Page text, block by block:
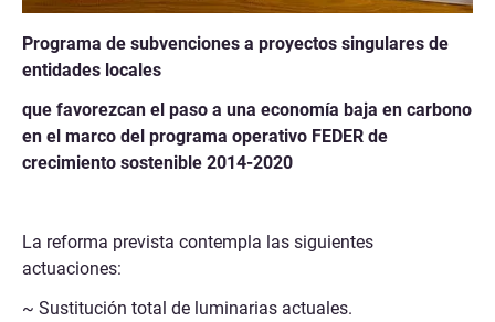
Programa de subvenciones a proyectos singulares de
entidades locales
que favorezcan el paso a una economía baja en carbono
en el marco del programa operativo FEDER de
crecimiento sostenible 2014-2020
La reforma prevista contempla las siguientes
actuaciones:
~ Sustitución total de luminarias actuales.